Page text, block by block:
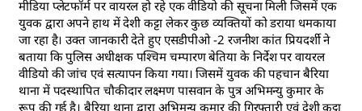
मीडिया प्लेटफॉर्म पर वायरल हो रहे एक वीडियो की सूचना मिली जिसमें एक
युवक द्वारा अपने हाथ में देशी कट्टा लेकर कुछ व्यक्तियों को डराया धमकाया
जा रहा है। उक्त जानकारी देते हुए एसडीपीओ -2 रजनीश कांत प्रियदर्शी ने
बताया कि पुलिस अधीक्षक पश्चिम चम्पारण बेतिया के निर्देश पर वायरल
वीडियो की जांच एवं सत्यापन किया गया। जिसमें युवक की पहचान बैरिया
थाना में पदस्थापित चौकीदार लक्ष्मण पासवान के पुत्र अभिमन्यु कुमार के
रूप की गई है। बैरिया थाना द्वारा अभिमन्यु कुमार की गिरफ्तारी एवं देशी कट्टा